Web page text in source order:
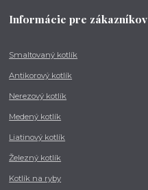
Informácie pre zákazníkov
Smaltovaný kotlík
Antikorový kotlík
Nerezový kotlík
Medený kotlík
Liatinový kotlík
Železný kotlík
Kotlík na ryby